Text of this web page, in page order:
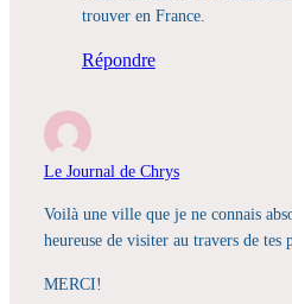
trouver en France.
Répondre
Le Journal de Chrys
Voilà une ville que je ne connais
heureuse de visiter au travers de tes
MERCI!